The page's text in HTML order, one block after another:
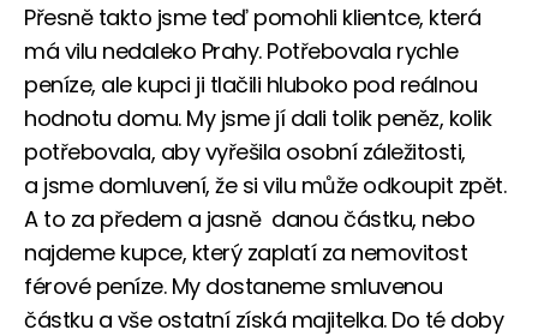
Přesně takto jsme teď pomohli klientce, která
má vilu nedaleko Prahy. Potřebovala rychle
peníze, ale kupci ji tlačili hluboko pod reálnou
hodnotu domu. My jsme jí dali tolik peněz, kolik
potřebovala, aby vyřešila osobní záležitosti,
a jsme domluvení, že si vilu může odkoupit zpět.
A to za předem a jasně danou částku, nebo
najdeme kupce, který zaplatí za nemovitost
férové peníze. My dostaneme smluvenou
částku a vše ostatní získá majitelka. Do té doby